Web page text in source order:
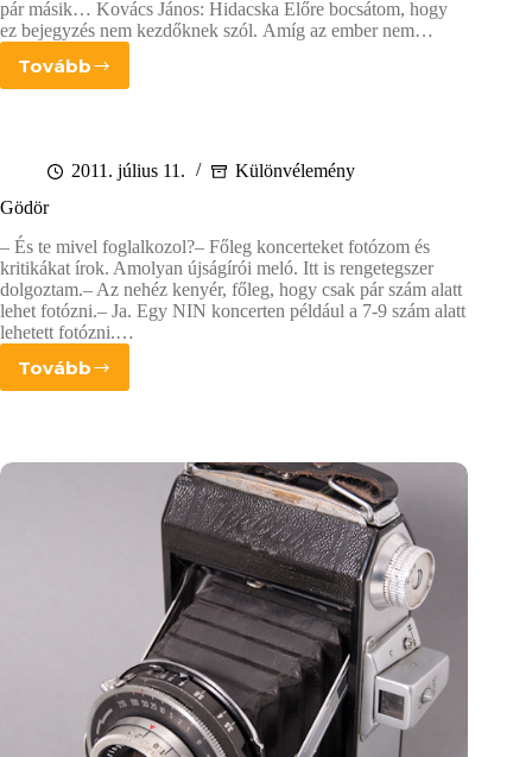
pár másik… Kovács János: Hidacska Előre bocsátom, hogy
ez bejegyzés nem kezdőknek szól. Amíg az ember nem…
Tovább
Miért
az
emberek
a
képeimről?
2011. július 11.
Különvélemény
Gödör
– És te mivel foglalkozol?– Főleg koncerteket fotózom és
kritikákat írok. Amolyan újságírói meló. Itt is rengetegszer
dolgoztam.– Az nehéz kenyér, főleg, hogy csak pár szám alatt
lehet fotózni.– Ja. Egy NIN koncerten például a 7-9 szám alatt
lehetett fotózni.…
TovábbGödör